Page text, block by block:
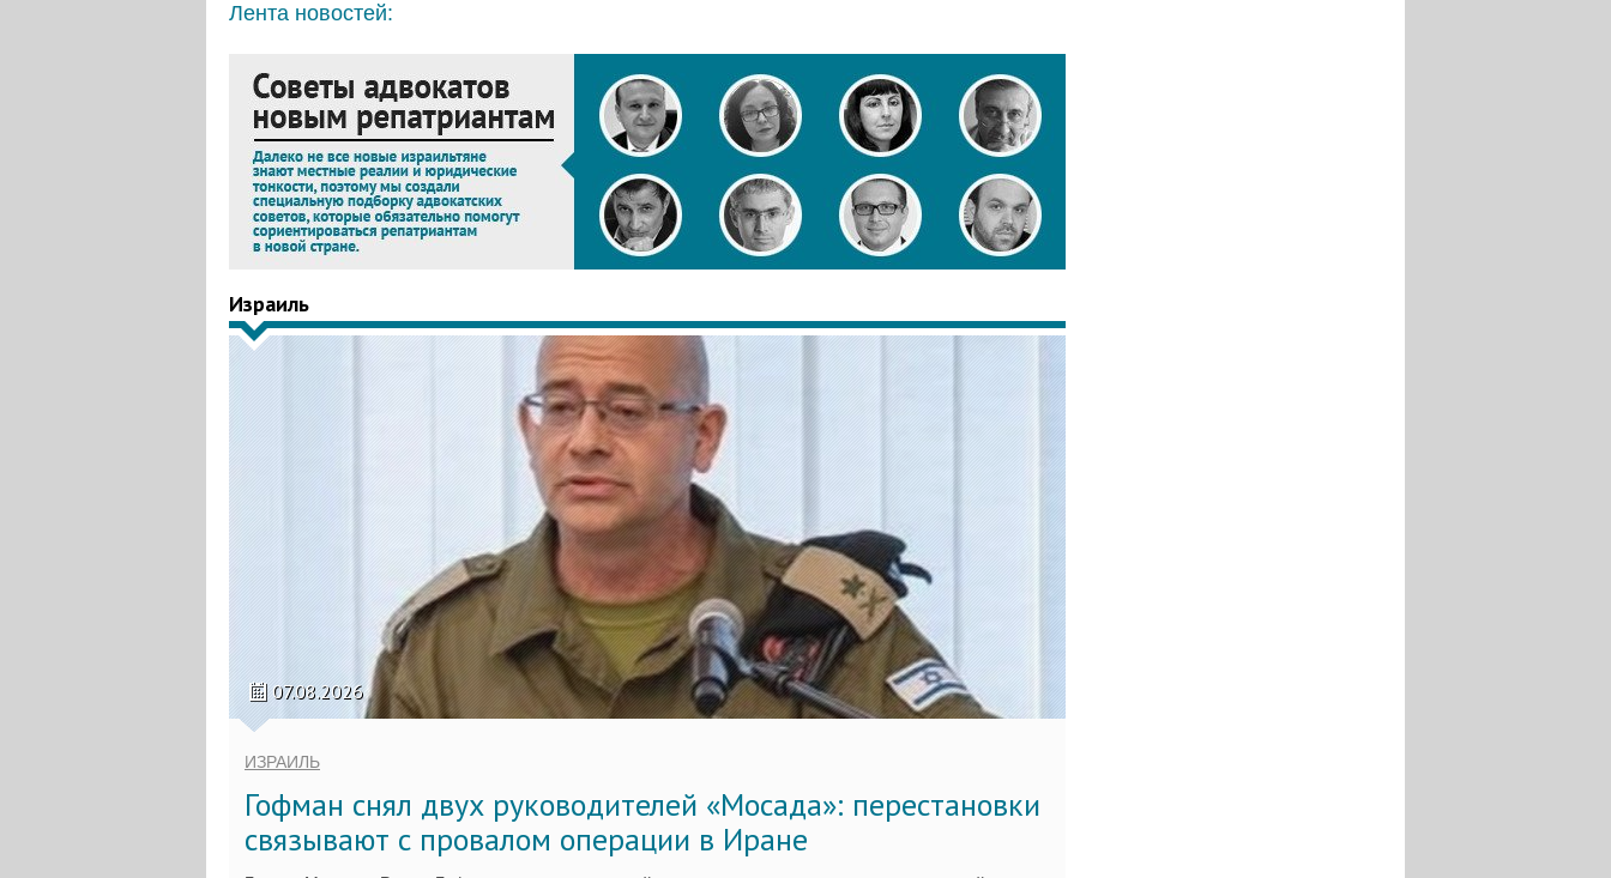
Лента новостей:
Израиль
07.08.2026
ИЗРАИЛЬ
Гофман снял двух руководителей «Мосада»: перестановки
связывают с провалом операции в Иране